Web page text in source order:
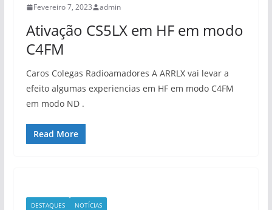
Fevereiro 7, 2023 admin
Ativação CS5LX em HF em modo
C4FM
Caros Colegas Radioamadores A ARRLX vai levar a
efeito algumas experiencias em HF em modo C4FM
em modo ND .
Read More
DESTAQUES NOTÍCIAS